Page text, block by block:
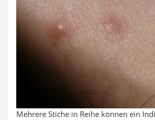
Mehrere Stiche in Reihe können ein